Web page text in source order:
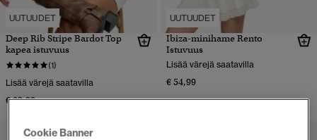
UUTUUDET
Deep Rib Stripe Bardot Top
kapea istuvuus
(1)
Lisää värejä saatavilla
€ 39,99
UUTUUDET
Ibiza-minihame Rento
Istuvuus
Lisää värejä saatavilla
€ 54,99
Cookie Banner